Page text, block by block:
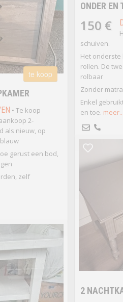
ONDER EN
150 €
schuiven.
Het
rollen. De
rolbaar
Zonder
Enkel
en toe.
te koop
• Te koop
2-
als nieuw, op
gerust een bod,
zelf
2